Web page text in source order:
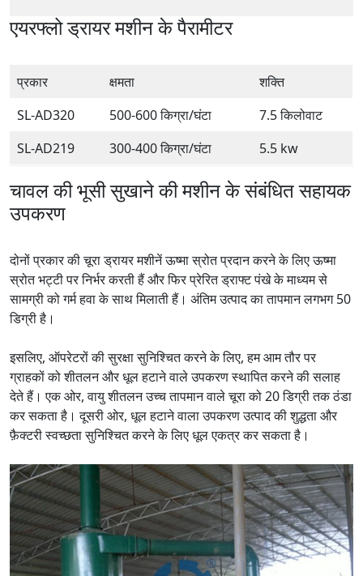
एयरफ्लो ड्रायर मशीन के पैरामीटर
प्रकार क्षमता
शक्ति
SL-AD320
500-600 किग्रा/घंटा
7.5 किलोवाट
SL-AD219
300-400 किग्रा/घंटा 5.5 kw
चावल की भूसी सुखाने की मशीन के संबंधित सहायक
उपकरण
दोनों प्रकार की चूरा ड्रायर मशीनें ऊष्मा स्रोत प्रदान करने के लिए ऊष्मा
स्रोत भट्टी पर निर्भर करती हैं और फिर प्रेरित ड्राफ्ट पंखे के माध्यम से
सामग्री को गर्म हवा के साथ मिलाती हैं। अंतिम उत्पाद का तापमान लगभग 50
डिग्री है।
इसलिए, ऑपरेटरों की सुरक्षा सुनिश्चित करने के लिए, हम आम तौर पर
ग्राहकों को शीतलन और धूल हटाने वाले उपकरण स्थापित करने की सलाह
देते हैं। एक ओर, वायु शीतलन उच्च तापमान वाले चूरा को 20 डिग्री तक ठंडा
कर सकता है। दूसरी ओर, धूल हटाने वाला उपकरण उत्पाद की शुद्धता और
फ़ैक्टरी स्वच्छता सुनिश्चित करने के लिए धूल एकत्र कर सकता है।